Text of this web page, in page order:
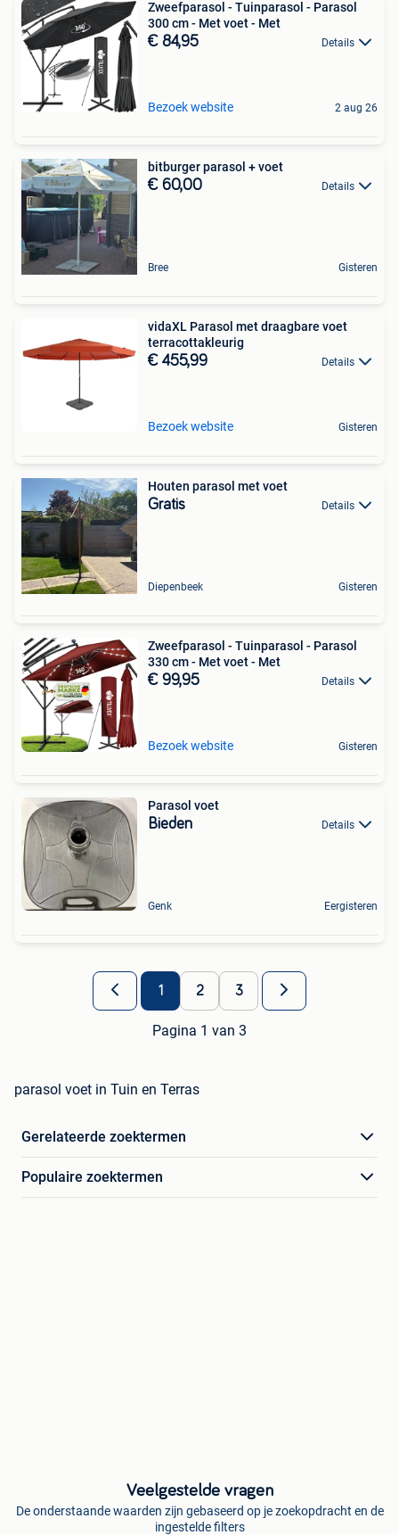
Zweefparasol - Tuinparasol - Parasol
300 cm - Met voet - Met
€ 84,95 Details
Bezoek website 2 aug 26
bitburger parasol + voet
€ 60,00 Details
Bree Gisteren
vidaXL Parasol met draagbare voet
terracottakleurig
€ 455,99 Details
Bezoek website Gisteren
Houten parasol met voet
Gratis Details
Diepenbeek Gisteren
Zweefparasol - Tuinparasol - Parasol
330 cm - Met voet - Met
€ 99,95 Details
Bezoek website Gisteren
Parasol voet
Bieden Details
Genk Eergisteren
1 2 3
Pagina 1 van 3
parasol voet in Tuin en Terras
Gerelateerde zoektermen
Populaire zoektermen
Veelgestelde vragen
De onderstaande waarden zijn gebaseerd op je zoekopdracht en de
ingestelde filters